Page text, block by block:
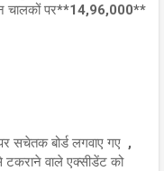
चालकों पर**14,96,000**
सचेतक बोर्ड लगवाए गए ,
टकराने वाले एक्सीडेंट को